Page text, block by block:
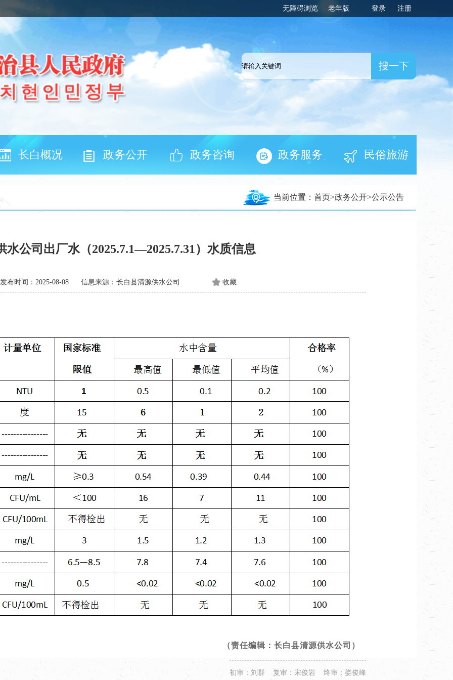
无障碍浏览 老年版 登录 注册
长白概况 政务公开 政务咨询 政务服务 民俗旅游
当前位置： 首页>政务公开>公示公告
水公司出厂水（2025.7.1—2025.7.31）水质信息
发布时间：2025-08-08 信息来源：长白县清源供水公司 收藏
（责任编辑：长白县清源供水公司）
初审：刘群 复审：宋俊岩 终审：娄俊峰